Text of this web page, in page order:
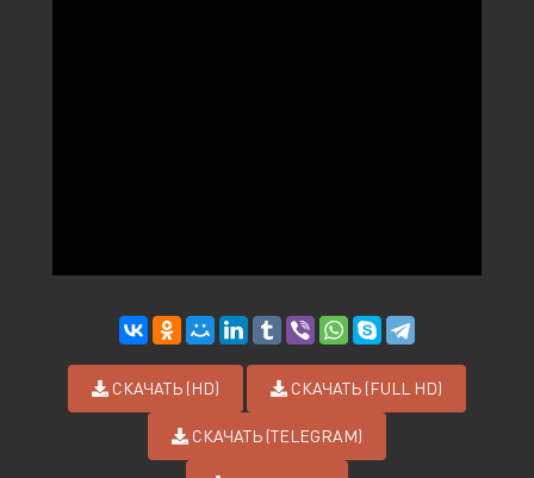
СКАЧАТЬ (HD) СКАЧАТЬ (FULL HD)
СКАЧАТЬ (TELEGRAM)